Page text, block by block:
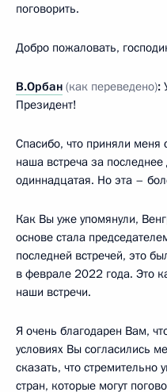
поговорить.
Добро пожаловать,
В.Орбан (как переведено):
Президент!
Спасибо, что приняли меня
наша встреча за последнее
одиннадцатая. Но эта –
Как Вы уже упомянули,
основе стала
последней встречей, это
в феврале 2022 года. Это
наши встречи.
Я очень благодарен Вам,
условиях Вы согласились
сказать, что стремительно
стран, которые могут